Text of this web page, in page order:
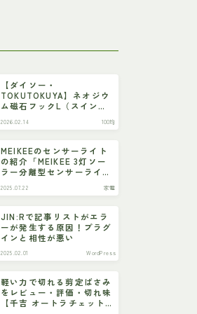
【ダイソー・
TOKUTOKUYA】ネオジウ
ム磁石フックL（スイン
2026.02.14 100均
MEIKEEのセンサーライト
の紹介「MEIKEE 3灯ソー
ラー分離型センサーライ
2025.07.22 家電
JIN:Rで記事リストがエラ
ーが発生する原因！プラグ
インと相性が悪い
2025.02.01 WordPress
軽い力で切れる剪定ばさみ
をレビュー・評価・切れ味
【千吉 オートラチェット